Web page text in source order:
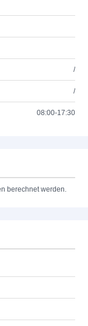
/
/
08:00-17:30
berechnet werden.